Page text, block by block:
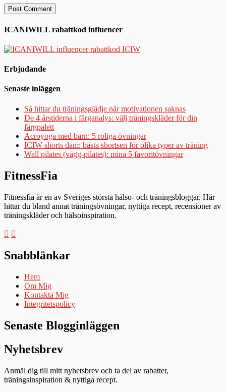
ICANIWILL rabattkod influencer
Erbjudande
Senaste inläggen
Så hittar du träningsglädje när motivationen saknas
De 4 årstiderna i färganalys: välj träningskläder för din
färgpalett
Acroyoga med barn: 5 roliga övningar
ICIW shorts dam: bästa shortsen för olika typer av träning
Wall pilates (vägg-pilates): mina 5 favoritövningar
FitnessFia
Fitnessfia är en av Sveriges största hälso- och träningsbloggar. Här
hittar du bland annat träningsövningar, nyttiga recept, recensioner av
träningskläder och hälsoinspiration.
Snabblänkar
Hem
Om Mig
Kontakta Mig
Integritetspolicy
Senaste Blogginläggen
Nyhetsbrev
Anmäl dig till mitt nyhetsbrev och ta del av rabatter,
träningsinspiration & nyttiga recept.